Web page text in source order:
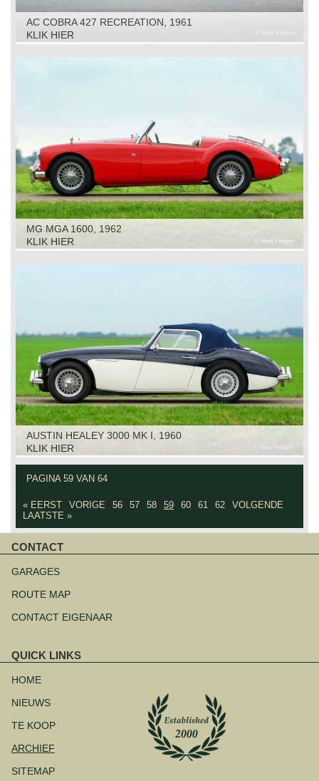
AC COBRA 427 RECREATION, 1961
KLIK HIER
MG MGA 1600, 1962
KLIK HIER
AUSTIN HEALEY 3000 MK I, 1960
KLIK HIER
PAGINA 59 VAN 64
« EERST VORIGE 56 57 58 59 60 61 62
VOLGENDE
LAATSTE »
CONTACT
overslaan
GARAGES
ROUTE MAP
CONTACT EIGENAAR
QUICK LINKS
overslaan
HOME
NIEUWS
TE KOOP
ARCHIEF
SITEMAP